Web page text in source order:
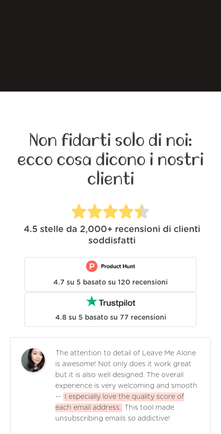
Non fidarti solo di noi:
ecco cosa dicono i nostri
clienti
4.5 stelle da 2,000+ recensioni di clienti
soddisfatti
4.7 su 5 basato su 120 recensioni
4.8 su 5 basato su 77 recensioni
The attention to detail of Leave Me Alone
is awesome! Not only does it work great
but it is also well designed. The overall
experience is very welcoming and smooth
--
I especially love the quality score of
each email address.
This tool made
unsubscribing emails so addictive!